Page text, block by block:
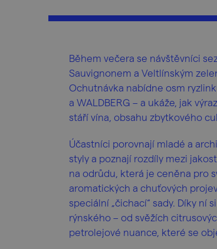
Během večera se návštěvníci
Sauvignonem a Veltlínským
Ochutnávka nabídne osm
a WALDBERG – a ukáže, jak
stáří vína, obsahu zbytkového
Účastníci porovnají mladé a
styly a poznají rozdíly mezi
na odrůdu, která je ceněna pro
aromatických a chuťových
speciální „čichací“ sady. Díky ní
rýnského – od svěžích
petrolejové nuance, které se